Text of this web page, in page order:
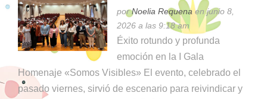
porNoelia Requenaen junio 8,
2026 a las 9:18 am
Éxito rotundo y profunda
emoción en la I Gala
Homenaje «Somos Visibles» El evento, celebrado el
pasado viernes, sirvió de escenario para reivindicar y